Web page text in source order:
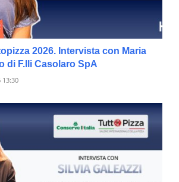
2026. Intervista con Maria
di F.lli Casolaro SpA
13:30